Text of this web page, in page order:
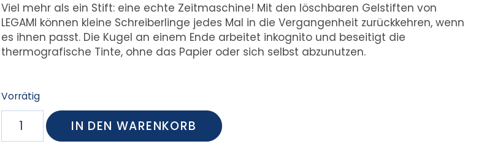
Viel mehr als ein Stift: eine echte Zeitmaschine! Mit den löschbaren Gelstiften von
LEGAMI können kleine Schreiberlinge jedes Mal in die Vergangenheit zurückkehren, wenn
es ihnen passt. Die Kugel an einem Ende arbeitet inkognito und beseitigt die
thermografische Tinte, ohne das Papier oder sich selbst abzunutzen.
Vorrätig
IN DEN WARENKORB